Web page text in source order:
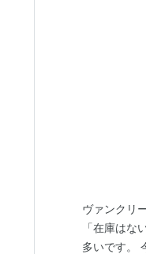
ヴァンクリ
「在庫は
多いです。